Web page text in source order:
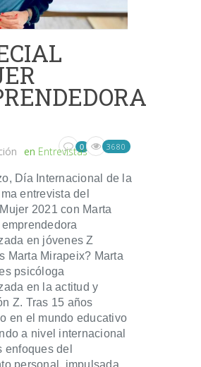
en Entrevistas
0 3680
Día Internacional de la
entrevista del
2021 con Marta
en jóvenes Z
Marta Mirapeix? Marta
psicóloga
en la actitud y
Z. Tras 15 años
en el mundo educativo
a nivel internacional
enfoques del